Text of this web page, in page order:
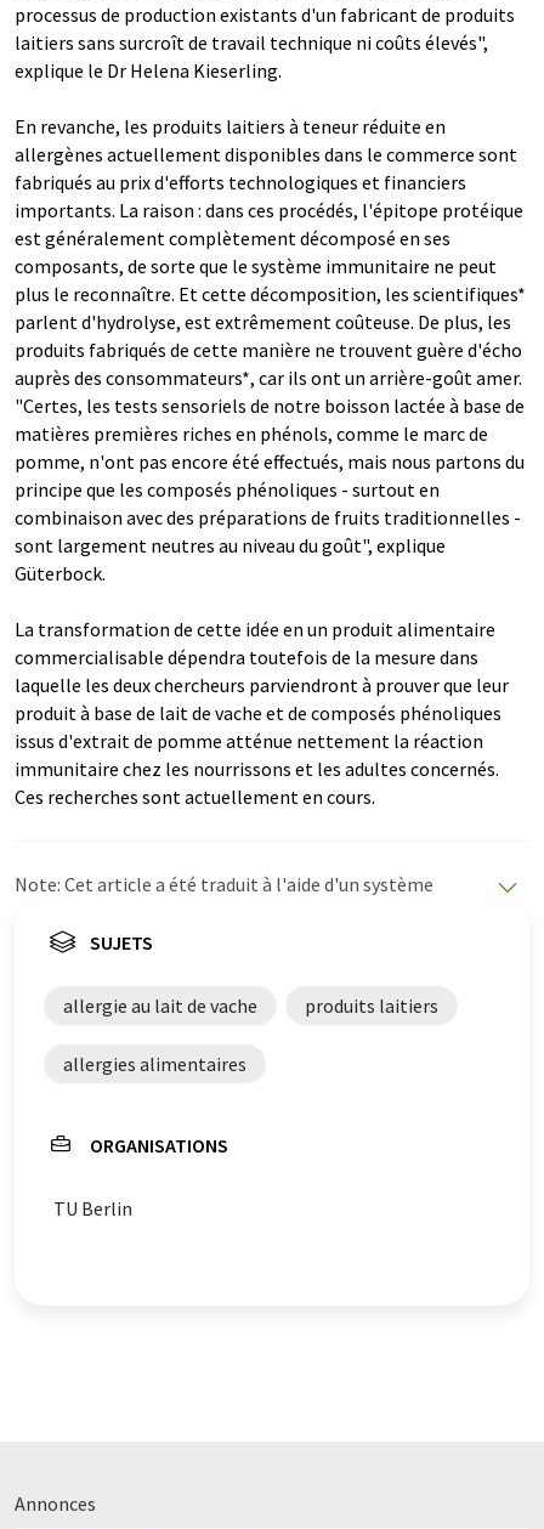
processus de production existants d'un fabricant de produits
laitiers sans surcroît de travail technique ni coûts élevés",
explique le Dr Helena Kieserling.
En revanche, les produits laitiers à teneur réduite en
allergènes actuellement disponibles dans le commerce sont
fabriqués au prix d'efforts technologiques et financiers
importants. La raison : dans ces procédés, l'épitope protéique
est généralement complètement décomposé en ses
composants, de sorte que le système immunitaire ne peut
plus le reconnaître. Et cette décomposition, les scientifiques*
parlent d'hydrolyse, est extrêmement coûteuse. De plus, les
produits fabriqués de cette manière ne trouvent guère d'écho
auprès des consommateurs*, car ils ont un arrière-goût amer.
"Certes, les tests sensoriels de notre boisson lactée à base de
matières premières riches en phénols, comme le marc de
pomme, n'ont pas encore été effectués, mais nous partons du
principe que les composés phénoliques - surtout en
combinaison avec des préparations de fruits traditionnelles -
sont largement neutres au niveau du goût", explique
Güterbock.
La transformation de cette idée en un produit alimentaire
commercialisable dépendra toutefois de la mesure dans
laquelle les deux chercheurs parviendront à prouver que leur
produit à base de lait de vache et de composés phénoliques
issus d'extrait de pomme atténue nettement la réaction
immunitaire chez les nourrissons et les adultes concernés.
Ces recherches sont actuellement en cours.
Note: Cet article a été traduit à l'aide d'un système
propose ces traductions automatiques pour présenter
été traduit avec traduction automatique, il est possible
qu'il contienne des erreurs de vocabulaire, de syntaxe ou
de grammaire. L'article original dans Allemand peut
être trouvéici
SUJETS
allergie au lait de vache produits laitiers
allergies alimentaires
ORGANISATIONS
TU Berlin
Annonces